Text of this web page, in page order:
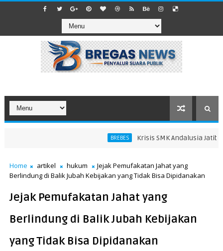
BREBES Krisis SMK Andalusia
Home artikel hukum
Jejak Pemufakatan Jahat yang
Berlindung di Balik Jubah Kebijakan yang Tidak Bisa Dipidanakan
Jejak Pemufakatan Jahat yang
Berlindung di Balik Jubah Kebijakan
yang Tidak Bisa Dipidanakan